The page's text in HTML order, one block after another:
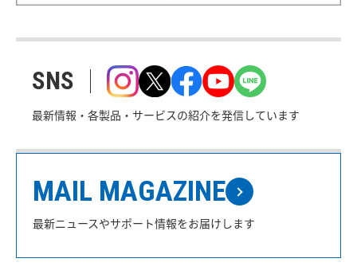
SNS
最新情報・各製品・サービスの紹介を発信しています
MAIL MAGAZINE
最新ニュースやサポート情報をお届けします